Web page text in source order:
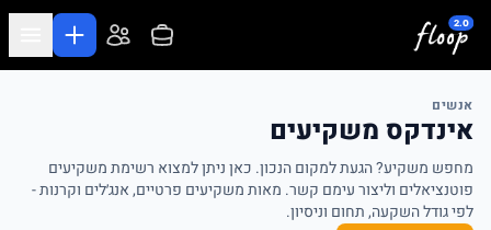
דלג לתוכן המרכזי
אנשים
אינדקס משקיעים
מחפש משקיע? הגעת למקום הנכון. כאן ניתן למצוא רשימת משקיעים
פוטנציאלים וליצור עימם קשר. מאות משקיעים פרטיים, אנג׳לים וקרנות -
לפי גודל השקעה, תחום וניסיון.